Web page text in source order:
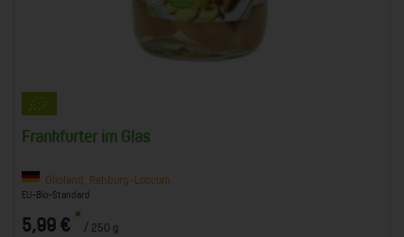
Frankfurter im Glas
Ökoland, Rehburg-Loccum
EU-Bio-Standard
5,99 € * / 250 g